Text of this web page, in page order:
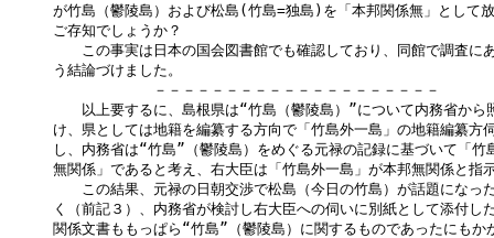
が竹島（鬱陵島）および松島(竹島=独島)を「本邦関係無」として
ご存知でしょうか？
この事実は日本の国会図書館でも確認しており、同館で調査に
う結論づけました。
－－－－－－－－－－－－－－－－－－－－
以上要するに、島根県は“竹島（鬱陵島）”について内務省から
け、県としては地籍を編纂する方向で「竹島外一島」の地籍編纂方
し、内務省は“竹島”（鬱陵島）をめぐる元禄の記録に基づいて「竹
無関係」であると考え、右大臣は「竹島外一島」が本邦無関係と指
この結果、元禄の日朝交渉で松島（今日の竹島）が話題になっ
く（前記３）、内務省が検討し右大臣への伺いに別紙として添付し
関係文書ももっぱら“竹島”（鬱陵島）に関するものであったにもか